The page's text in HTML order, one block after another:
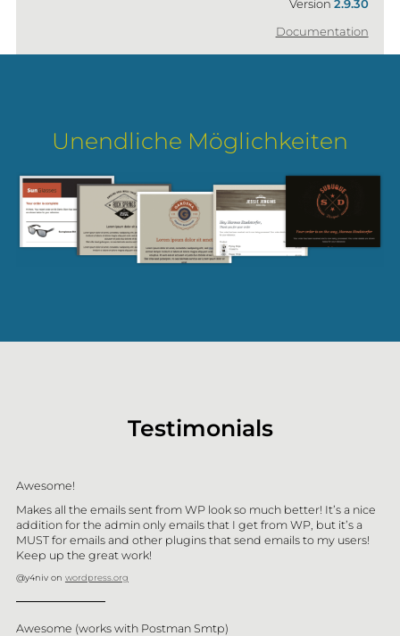
Version 2.9.30
Documentation
Unendliche Möglichkeiten
Testimonials
Awesome!
Makes all the emails sent from WP look so much better! It’s a nice
addition for the admin only emails that I get from WP, but it’s a
MUST for emails and other plugins that send emails to my users!
Keep up the great work!
@y4niv on wordpress.org
Awesome (works with Postman Smtp)